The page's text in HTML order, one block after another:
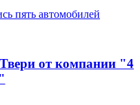
пять автомобилей
от компании "4